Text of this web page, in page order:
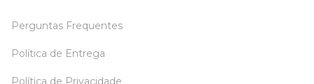
Perguntas Frequentes
Política de Entrega
Política de Privacidade